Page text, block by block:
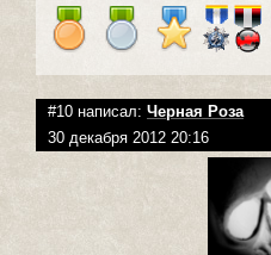
#10 написал: Черная Роза
30 декабря 2012 20:16